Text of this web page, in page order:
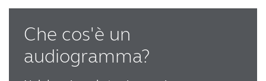
Che cos'è un
audiogramma?